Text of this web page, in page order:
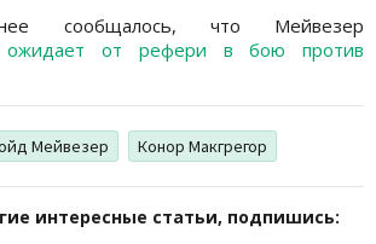
сообщалось, что Мейвезер
ожидает от рефери в бою против
Мейвезер Конор Макгрегор
интересные статьи, подпишись: